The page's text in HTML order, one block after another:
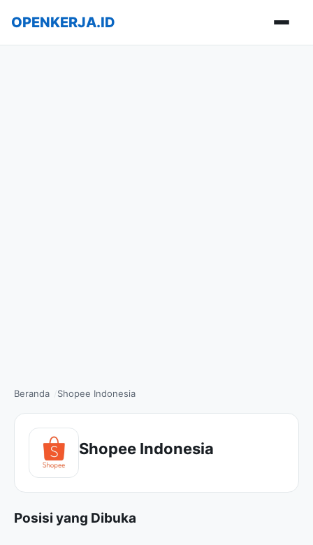
OPENKERJA.ID
Beranda Shopee Indonesia
Shopee Indonesia
Posisi yang Dibuka